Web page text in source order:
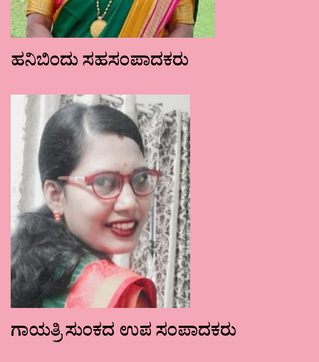
ಹನಿಬಿಂದು ಸಹಸಂಪಾದಕರು
ಗಾಯತ್ರಿ ಸುಂಕದ ಉಪ ಸಂಪಾದಕರು